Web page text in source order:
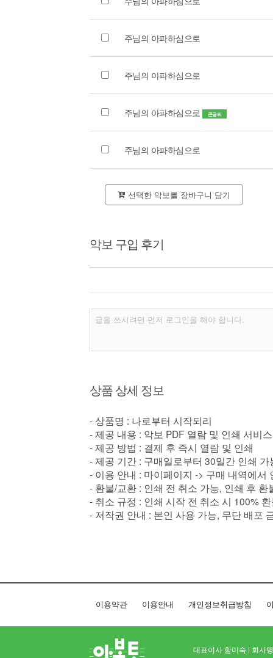
주님의 아파하심으로
주님의 아파하심으로
주님의 아파하심으로 큰글씨
주님의 아파하심으로
선택한 악보를 장바구니 담기
악보 구입 후기
상품 상세 정보
- 상품명 : 나로부터 시작되리
- 제공 내용 : 악보 PDF 열람 및 인쇄 서비스
- 제공 방법 : 결제 후 즉시 열람 및 인쇄
- 제공 기간 : 구매일로부터 30일간 인쇄
- 이용 안내 : 마이페이지 -> 구매 내역에서
- 환불/교환 : 인쇄 전 취소 가능, 인쇄 후 환
- 취소 규정 : 인쇄 시작 전 취소 시 100%
- 저작권 안내 : 본인 사용 가능, 무단 배포
이용약관 이용안내 개인정보취급방침
대표이사 함미숙 | 회사